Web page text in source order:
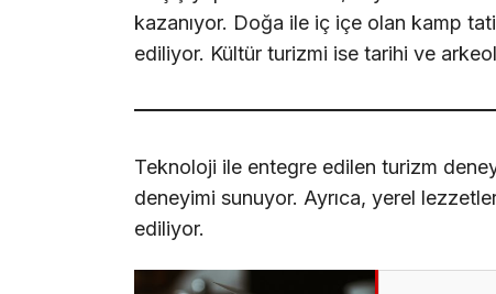
kazanıyor. Doğa ile iç içe olan kamp
ediliyor. Kültür turizmi ise tarihi ve
Teknoloji ile entegre edilen turizm
deneyimi sunuyor. Ayrıca, yerel
ediliyor.